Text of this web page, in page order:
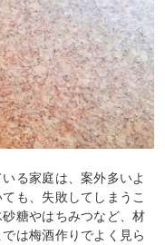
る家庭は、案外多いよ
も、失敗してしまうこ
糖やはちみつなど、材
は梅酒作りでよく見ら